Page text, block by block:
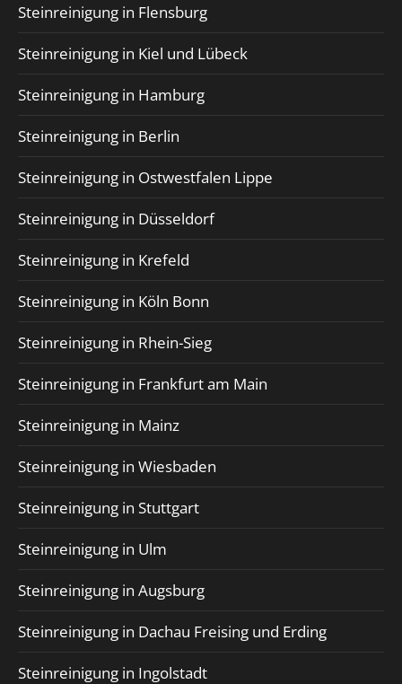
Steinreinigung in Flensburg
Steinreinigung in Kiel und Lübeck
Steinreinigung in Hamburg
Steinreinigung in Berlin
Steinreinigung in Ostwestfalen Lippe
Steinreinigung in Düsseldorf
Steinreinigung in Krefeld
Steinreinigung in Köln Bonn
Steinreinigung in Rhein-Sieg
Steinreinigung in Frankfurt am Main
Steinreinigung in Mainz
Steinreinigung in Wiesbaden
Steinreinigung in Stuttgart
Steinreinigung in Ulm
Steinreinigung in Augsburg
Steinreinigung in Dachau Freising und Erding
Steinreinigung in Ingolstadt